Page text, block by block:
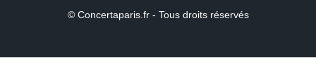
© Concertaparis.fr - Tous droits réservés